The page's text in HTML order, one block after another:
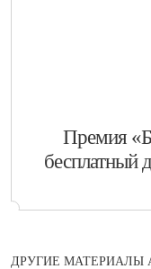
​Премия
бесплатный
ДРУГИЕ МАТЕРИАЛЫ